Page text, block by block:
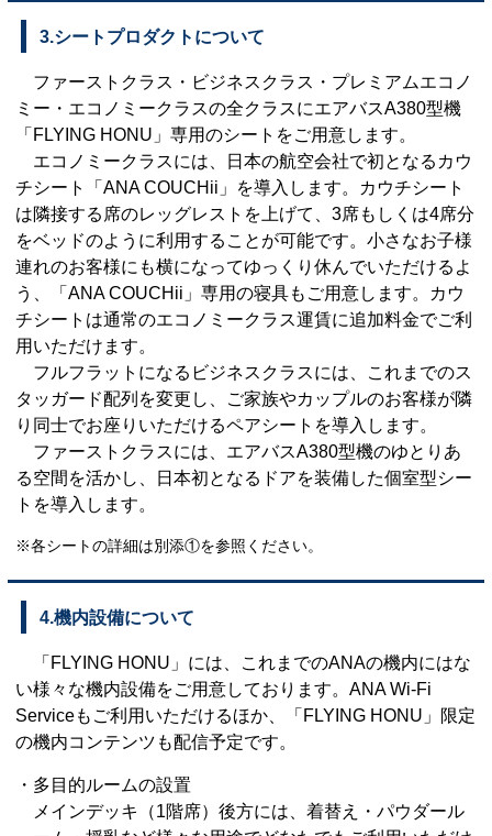
3.シートプロダクトについて
ファーストクラス・ビジネスクラス・プレミアムエコノ
ミー・エコノミークラスの全クラスにエアバスA380型機
「FLYING HONU」専用のシートをご用意します。
エコノミークラスには、日本の航空会社で初となるカウ
チシート「ANA COUCHii」を導入します。カウチシート
は隣接する席のレッグレストを上げて、3席もしくは4席分
をベッドのように利用することが可能です。小さなお子様
連れのお客様にも横になってゆっくり休んでいただけるよ
う、「ANA COUCHii」専用の寝具もご用意します。カウ
チシートは通常のエコノミークラス運賃に追加料金でご利
用いただけます。
フルフラットになるビジネスクラスには、これまでのス
タッガード配列を変更し、ご家族やカップルのお客様が隣
り同士でお座りいただけるペアシートを導入します。
ファーストクラスには、エアバスA380型機のゆとりあ
る空間を活かし、日本初となるドアを装備した個室型シー
トを導入します。
※各シートの詳細は別添①を参照ください。
4.機内設備について
「FLYING HONU」には、これまでのANAの機内にはな
い様々な機内設備をご用意しております。ANA Wi-Fi
Serviceもご利用いただけるほか、「FLYING HONU」限定
の機内コンテンツも配信予定です。
・多目的ルームの設置
メインデッキ（1階席）後方には、着替え・パウダール